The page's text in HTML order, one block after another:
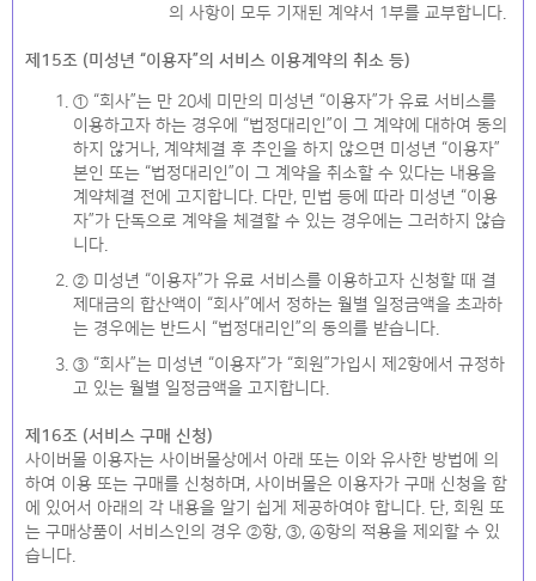
의 사항이 모두 기재된 계약서 1부를 교부합니다.
제15조 (미성년 “이용자”의 서비스 이용계약의 취소 등)
① “회사”는 만 20세 미만의 미성년 “이용자”가 유료 서비스를
이용하고자 하는 경우에 “법정대리인”이 그 계약에 대하여 동의
하지 않거나, 계약체결 후 추인을 하지 않으면 미성년 “이용자”
본인 또는 “법정대리인”이 그 계약을 취소할 수 있다는 내용을
계약체결 전에 고지합니다. 다만, 민법 등에 따라 미성년 “이용
자”가 단독으로 계약을 체결할 수 있는 경우에는 그러하지 않습
니다.
② 미성년 “이용자”가 유료 서비스를 이용하고자 신청할 때 결
제대금의 합산액이 “회사”에서 정하는 월별 일정금액을 초과하
는 경우에는 반드시 “법정대리인”의 동의를 받습니다.
③ “회사”는 미성년 “이용자”가 “회원”가입시 제2항에서 규정하
고 있는 월별 일정금액을 고지합니다.
제16조 (서비스 구매 신청)
사이버몰 이용자는 사이버몰상에서 아래 또는 이와 유사한 방법에 의
하여 이용 또는 구매를 신청하며, 사이버몰은 이용자가 구매 신청을 함
에 있어서 아래의 각 내용을 알기 쉽게 제공하여야 합니다. 단, 회원 또
는 구매상품이 서비스인의 경우 ②항, ③, ④항의 적용을 제외할 수 있
습니다.